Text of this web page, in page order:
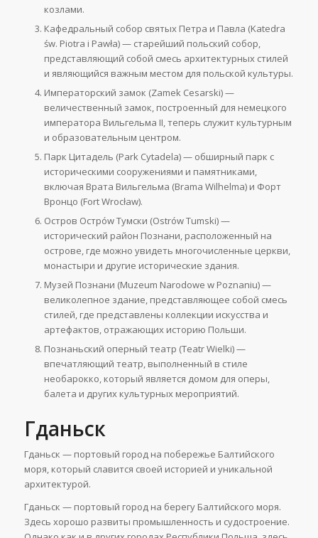
козлами.
Кафедральный собор святых Петра и Павла (Katedra
św. Piotra i Pawła) — старейший польский собор,
представляющий собой смесь архитектурных стилей
и являющийся важным местом для польской культуры.
Императорский замок (Zamek Cesarski) —
величественный замок, построенный для немецкого
императора Вильгельма II, теперь служит культурным
и образовательным центром.
Парк Цитадель (Park Cytadela) — обширный парк с
историческими сооружениями и памятниками,
включая Врата Вильгельма (Brama Wilhelma) и Форт
Вронцо (Fort Wrocław).
Остров Острów Тумски (Ostrów Tumski) —
исторический район Познани, расположенный на
острове, где можно увидеть многочисленные церкви,
монастыри и другие исторические здания.
Музей Познани (Muzeum Narodowe w Poznaniu) —
великолепное здание, представляющее собой смесь
стилей, где представлены коллекции искусства и
артефактов, отражающих историю Польши.
Познаньский оперный театр (Teatr Wielki) —
впечатляющий театр, выполненный в стиле
необарокко, который является домом для оперы,
балета и других культурных мероприятий.
Гданьск
Гданьск — портовый город на побережье Балтийского
моря, который славится своей историей и уникальной
архитектурой.
Гданьск — портовый город на берегу Балтийского моря.
Здесь хорошо развиты промышленность и судостроение.